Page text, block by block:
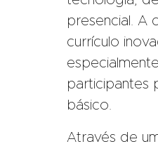
presencial. A
currículo
participantes
básico.
Através de